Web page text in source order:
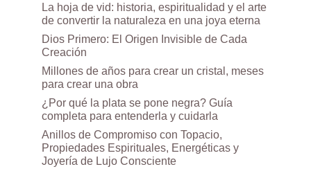
La hoja de vid: historia, espiritualidad y el arte
de convertir la naturaleza en una joya eterna
Dios Primero: El Origen Invisible de Cada
Creación
Millones de años para crear un cristal, meses
para crear una obra
¿Por qué la plata se pone negra? Guía
completa para entenderla y cuidarla
Anillos de Compromiso con Topacio,
Propiedades Espirituales, Energéticas y
Joyería de Lujo Consciente